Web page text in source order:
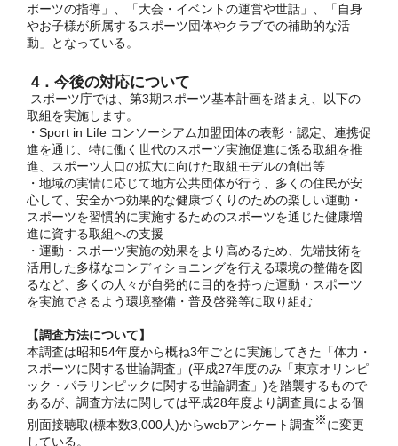
ポーツの指導」、「大会・イベントの運営や世話」、「自身
やお子様が所属するスポーツ団体やクラブでの補助的な活
動」となっている。
4．今後の対応について
スポーツ庁では、第3期スポーツ基本計画を踏まえ、以下の
取組を実施します。
・Sport in Life コンソーシアム加盟団体の表彰・認定、連携促
進を通じ、特に働く世代のスポーツ実施促進に係る取組を推
進、スポーツ人口の拡大に向けた取組モデルの創出等
・地域の実情に応じて地方公共団体が行う、多くの住民が安
心して、安全かつ効果的な健康づくりのための楽しい運動・
スポーツを習慣的に実施するためのスポーツを通じた健康増
進に資する取組への支援
・運動・スポーツ実施の効果をより高めるため、先端技術を
活用した多様なコンディショニングを行える環境の整備を図
るなど、多くの人々が自発的に目的を持った運動・スポーツ
を実施できるよう環境整備・普及啓発等に取り組む
【調査方法について】
本調査は昭和54年度から概ね3年ごとに実施してきた「体力・
スポーツに関する世論調査」(平成27年度のみ「東京オリンピ
ック・パラリンピックに関する世論調査」)を踏襲するもので
あるが、調査方法に関しては平成28年度より調査員による個
別面接聴取(標本数3,000人)からwebアンケート調査※に変更
している。